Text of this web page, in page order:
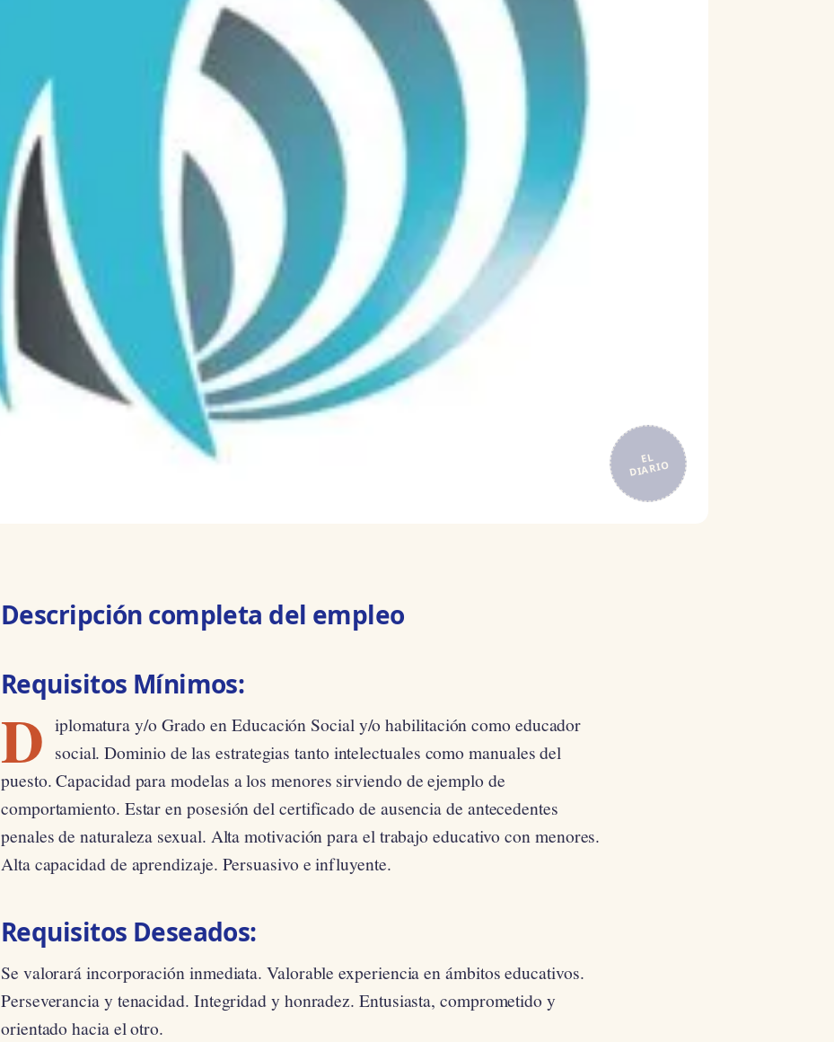
EL
DIARIO
Descripción completa del empleo
Requisitos Mínimos:
D iplomatura y/o Grado en Educación Social y/o habilitación como educador
social. Dominio de las estrategias tanto intelectuales como manuales del
puesto. Capacidad para modelas a los menores sirviendo de ejemplo de
comportamiento. Estar en posesión del certificado de ausencia de antecedentes
penales de naturaleza sexual. Alta motivación para el trabajo educativo con menores.
Alta capacidad de aprendizaje. Persuasivo e influyente.
Requisitos Deseados:
Se valorará incorporación inmediata. Valorable experiencia en ámbitos educativos.
Perseverancia y tenacidad. Integridad y honradez. Entusiasta, comprometido y
orientado hacia el otro.